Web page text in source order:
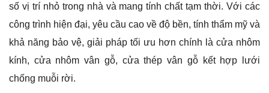
số vị trí nhỏ trong nhà và mang tính chất tạm thời. Với các
công trình hiện đại, yêu cầu cao về độ bền, tính thẩm mỹ và
khả năng bảo vệ, giải pháp tối ưu hơn chính là cửa nhôm
kính, cửa nhôm vân gỗ, cửa thép vân gỗ kết hợp lưới
chống muỗi rời.